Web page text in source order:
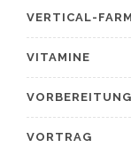
VERTICAL-
VITAMINE
VORTRAG